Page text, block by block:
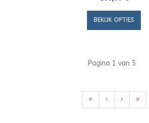
BEKIJK OPTIES
Pagina 1 van 5
« ‹ › »